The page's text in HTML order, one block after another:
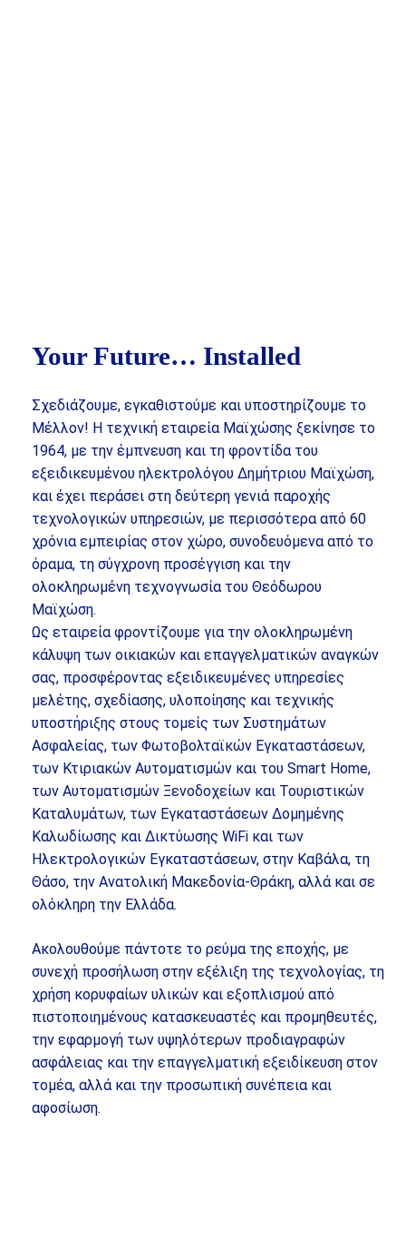
Your Future… Installed
Σχεδιάζουμε, εγκαθιστούμε και υποστηρίζουμε το
Μέλλον! Η τεχνική εταιρεία Μαϊχώσης ξεκίνησε το
1964, με την έμπνευση και τη φροντίδα του
εξειδικευμένου ηλεκτρολόγου Δημήτριου Μαϊχώση,
και έχει περάσει στη δεύτερη γενιά παροχής
τεχνολογικών υπηρεσιών, με περισσότερα από 60
χρόνια εμπειρίας στον χώρο, συνοδευόμενα από το
όραμα, τη σύγχρονη προσέγγιση και την
ολοκληρωμένη τεχνογνωσία του Θεόδωρου
Μαϊχώση.
Ως εταιρεία φροντίζουμε για την ολοκληρωμένη
κάλυψη των οικιακών και επαγγελματικών αναγκών
σας, προσφέροντας εξειδικευμένες υπηρεσίες
μελέτης, σχεδίασης, υλοποίησης και τεχνικής
υποστήριξης στους τομείς των Συστημάτων
Ασφαλείας, των Φωτοβολταϊκών Εγκαταστάσεων,
των Κτιριακών Αυτοματισμών και του Smart Home,
των Αυτοματισμών Ξενοδοχείων και Τουριστικών
Καταλυμάτων, των Εγκαταστάσεων Δομημένης
Καλωδίωσης και Δικτύωσης WiFi και των
Ηλεκτρολογικών Εγκαταστάσεων, στην Καβάλα, τη
Θάσο, την Ανατολική Μακεδονία-Θράκη, αλλά και σε
ολόκληρη την Ελλάδα.
Ακολουθούμε πάντοτε το ρεύμα της εποχής, με
συνεχή προσήλωση στην εξέλιξη της τεχνολογίας, τη
χρήση κορυφαίων υλικών και εξοπλισμού από
πιστοποιημένους κατασκευαστές και προμηθευτές,
την εφαρμογή των υψηλότερων προδιαγραφών
ασφάλειας και την επαγγελματική εξειδίκευση στον
τομέα, αλλά και την προσωπική συνέπεια και
αφοσίωση.